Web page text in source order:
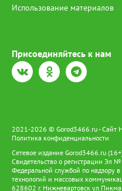
Использование материалов
Присоединяйтесь к нам
2021-2026 © Gorod3466.ru - Сайт
Политика конфиденциальности
Сетевое издание Gorod3466.ru
Свидетельство о регистрации
Федеральной службой по надзору
технологий и массовых
628602 г. Нижневартовск